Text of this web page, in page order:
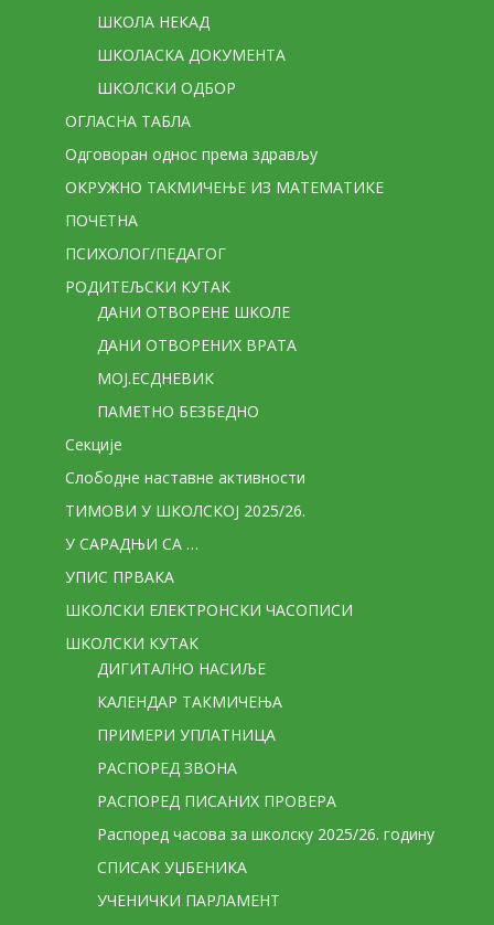
ШКОЛА НЕКАД
ШКОЛАСКА ДОКУМЕНТА
ШКОЛСКИ ОДБОР
ОГЛАСНА ТАБЛА
Одговоран однос према здрављу
ОКРУЖНО ТАКМИЧЕЊЕ ИЗ МАТЕМАТИКЕ
ПОЧЕТНА
ПСИХОЛОГ/ПЕДАГОГ
РОДИТЕЉСКИ КУТАК
ДАНИ ОТВОРЕНЕ ШКОЛЕ
ДАНИ ОТВОРЕНИХ ВРАТА
МОЈ.ЕСДНЕВИК
ПАМЕТНО БЕЗБЕДНО
Секције
Слободне наставне активности
ТИМОВИ У ШКОЛСКОЈ 2025/26.
У САРАДЊИ СА …
УПИС ПРВАКА
ШКОЛСКИ ЕЛЕКТРОНСКИ ЧАСОПИСИ
ШКОЛСКИ КУТАК
ДИГИТАЛНО НАСИЉЕ
КАЛЕНДАР ТАКМИЧЕЊА
ПРИМЕРИ УПЛАТНИЦА
РАСПОРЕД ЗВОНА
РАСПОРЕД ПИСАНИХ ПРОВЕРА
Распоред часова за школску 2025/26. годину
СПИСАК УЏБЕНИКА
УЧЕНИЧКИ ПАРЛАМЕНТ